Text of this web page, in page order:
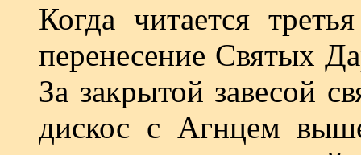
Когда читается
перенесение Святых
За закрытой завесой
дискос с Агнцем